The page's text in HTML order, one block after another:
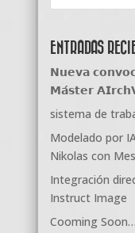
ENTRADAS
𝗡𝘂𝗲𝘃𝗮
𝗠𝗮́𝘀𝘁𝗲𝗿
sistema de
Modelado por
Nikolas con
Integración
Instruct Image
Cooming